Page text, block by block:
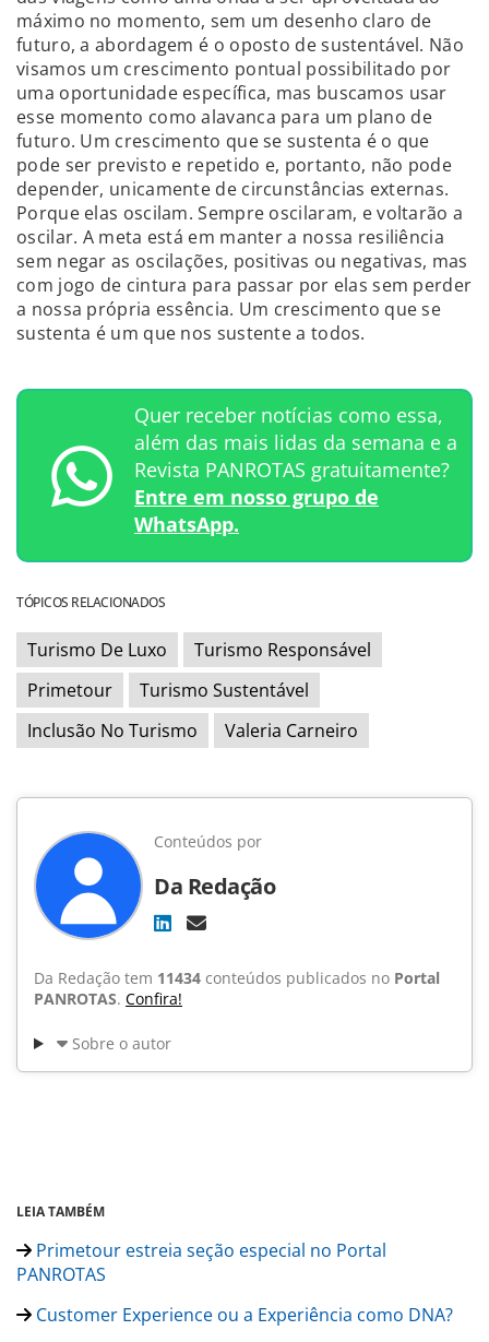
máximo no momento, sem um desenho claro de
futuro, a abordagem é o oposto de sustentável. Não
visamos um crescimento pontual possibilitado por
uma oportunidade específica, mas buscamos usar
esse momento como alavanca para um plano de
futuro. Um crescimento que se sustenta é o que
pode ser previsto e repetido e, portanto, não pode
depender, unicamente de circunstâncias externas.
Porque elas oscilam. Sempre oscilaram, e voltarão a
oscilar. A meta está em manter a nossa resiliência
sem negar as oscilações, positivas ou negativas, mas
com jogo de cintura para passar por elas sem perder
a nossa própria essência. Um crescimento que se
sustenta é um que nos sustente a todos.
Quer receber notícias como essa,
além das mais lidas da semana e a
Revista PANROTAS gratuitamente?
Entre em nosso grupo de
WhatsApp.
TÓPICOS RELACIONADOS
Turismo De Luxo
Turismo Responsável
Primetour
Turismo Sustentável
Inclusão No Turismo
Valeria Carneiro
Conteúdos por
Da Redação
Da Redação tem 11434 conteúdos publicados no Portal
PANROTAS. Confira!
Sobre o autor
LEIA TAMBÉM
Primetour estreia seção especial no Portal
PANROTAS
Customer Experience ou a Experiência como DNA?